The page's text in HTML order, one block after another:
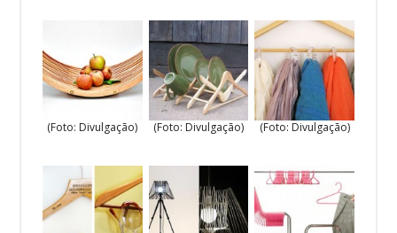
(Foto: Divulgação) (Foto: Divulgação) (Foto: Divulgação)